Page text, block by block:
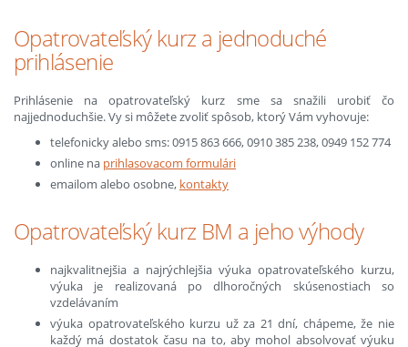
Opatrovateľský kurz a jednoduché
prihlásenie
Prihlásenie na opatrovateľský kurz sme sa snažili urobiť čo
najjednoduchšie. Vy si môžete zvoliť spôsob, ktorý Vám vyhovuje:
telefonicky alebo sms: 0915 863 666, 0910 385 238, 0949 152 774
online na prihlasovacom formulári
emailom alebo osobne, kontakty
Opatrovateľský kurz BM a jeho výhody
najkvalitnejšia a najrýchlejšia výuka opatrovateľského kurzu,
výuka je realizovaná po dlhoročných skúsenostiach so
vzdelávaním
výuka opatrovateľského kurzu už za 21 dní, chápeme, že nie
každý má dostatok času na to, aby mohol absolvovať výuku